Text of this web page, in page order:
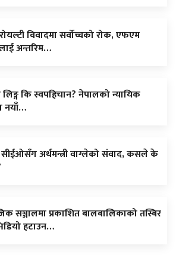
विवादमा सर्वोच्चको रोक, एफएम
अन्तरिम…
कि स्वपहिचान? नेपालको न्यायिक
नयाँ…
सीईओसँग अर्थमन्त्री वाग्लेको संवाद, कसले के
सञ्जालमा प्रकाशित बालबालिकाको तस्बिर
हटाउन…